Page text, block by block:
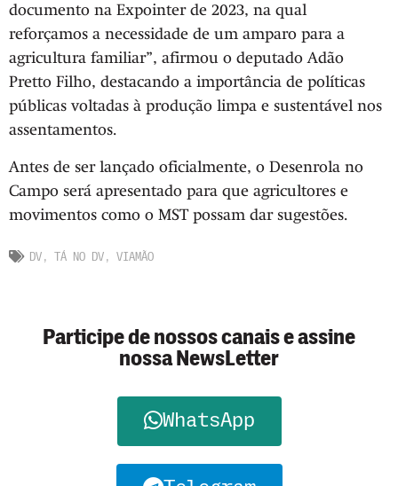
documento na Expointer de 2023, na qual
reforçamos a necessidade de um amparo para a
agricultura familiar”, afirmou o deputado Adão
Pretto Filho, destacando a importância de políticas
públicas voltadas à produção limpa e sustentável nos
assentamentos.
Antes de ser lançado oficialmente, o Desenrola no
Campo será apresentado para que agricultores e
movimentos como o MST possam dar sugestões.
DV , TÁ NO DV , VIAMÃO
Participe de nossos canais e assine
nossa NewsLetter
WhatsApp